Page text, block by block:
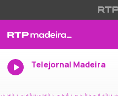
Telejornal Madeira